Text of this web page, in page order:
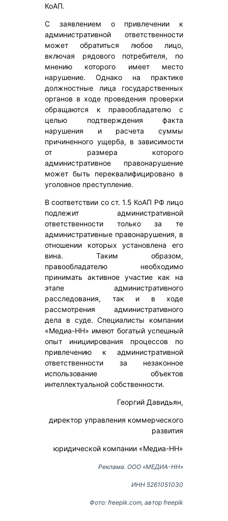
КоАП.
С заявлением о привлечении к
административной ответственности
может обратиться любое лицо,
включая рядового потребителя, по
мнению которого имеет место
нарушение. Однако на практике
должностные лица государственных
органов в ходе проведения проверки
обращаются к правообладателю с
целью подтверждения факта
нарушения и расчета суммы
причиненного ущерба, в зависимости
от размера которого
административное правонарушение
может быть переквалифицировано в
уголовное преступление.
В соответствии со ст. 1.5 КоАП РФ лицо
подлежит административной
ответственности только за те
административные правонарушения, в
отношении которых установлена его
вина. Таким образом,
правообладателю необходимо
принимать активное участие как на
этапе административного
расследования, так и в ходе
рассмотрения административного
дела в суде. Специалисты компании
«Медиа-НН» имеют богатый успешный
опыт инициирования процессов по
привлечению к административной
ответственности за незаконное
использование объектов
интеллектуальной собственности.
Георгий Давидьян,
директор управления коммерческого
развития
юридической компании «Медиа-НН»
Реклама. ООО «МЕДИА-НН»
ИНН 5261051030
Фото: freepik.com, автор freepik